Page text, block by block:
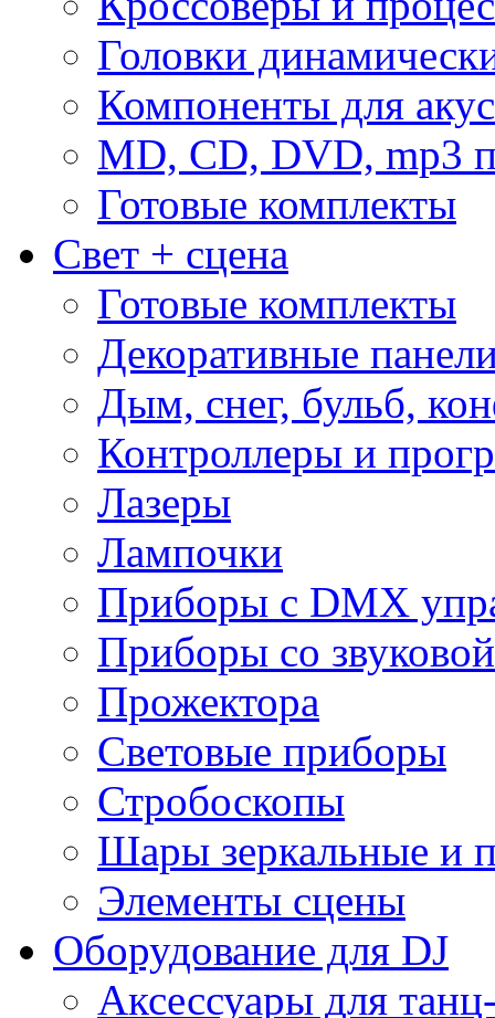
Головки
Компоненты для
MD, CD, DVD, mp3
Готовые комплекты
Свет + сцена
Готовые комплекты
Декоративные
Дым, снег, бульб,
Контроллеры и
Лазеры
Лампочки
Приборы с DMX
Приборы со
Прожектора
Световые приборы
Стробоскопы
Шары зеркальные и
Элементы сцены
Оборудование для DJ
Аксессуары для